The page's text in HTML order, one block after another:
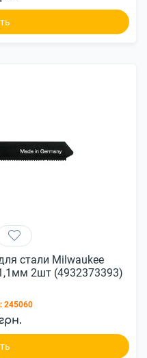
стали Milwaukee
2шт (4932373393)
245060